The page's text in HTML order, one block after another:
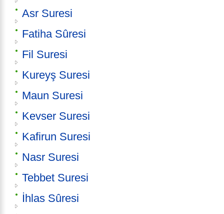
Asr Suresi
Fatiha Sûresi
Fil Suresi
Kureyş Suresi
Maun Suresi
Kevser Suresi
Kafirun Suresi
Nasr Suresi
Tebbet Suresi
İhlas Sûresi